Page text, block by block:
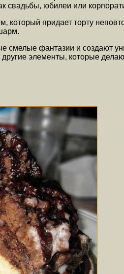
свадьбы, юбилеи или
придает торту
смелые фантазии и создают
элементы, которые